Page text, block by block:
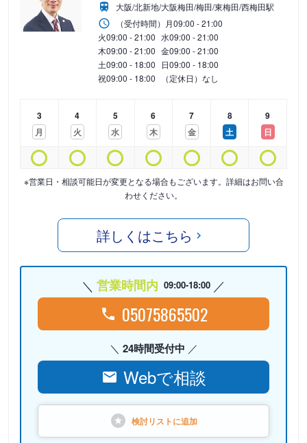
大阪/北新地/大阪梅田/梅田/東梅田/西梅田駅
（受付時間） 月09:00 - 21:00
火09:00 - 21:00 水09:00 - 21:00
木09:00 - 21:00 金09:00 - 21:00
土09:00 - 18:00 日09:00 - 18:00
祝09:00 - 18:00 （定休日）なし
3
月
4
火
5
水
6
木
7
金
8
土
9
日
※営業日・相談可能日が変更となる場合もございます。詳細はお問い合
わせください。
詳しくはこちら
営業時間内 09:00-18:00
05075865502
24時間受付中
Webで相談
検討リストに追加